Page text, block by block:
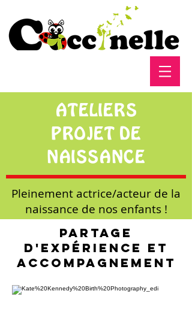
ATELIERS
PROJET DE
NAISSANCE
Pleinement actrice/acteur de la
naissance de nos enfants !
Partage
d'expérience et
accompagnement